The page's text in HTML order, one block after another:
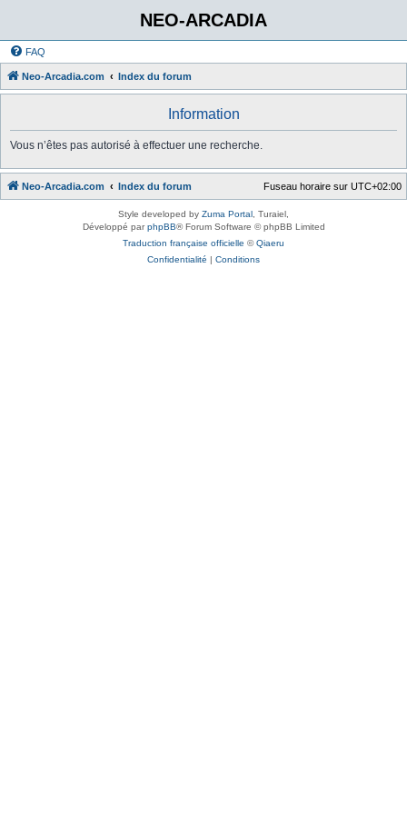
NEO-ARCADIA
FAQ
Neo-Arcadia.com Index du forum
Information
Vous n’êtes pas autorisé à effectuer une recherche.
Neo-Arcadia.com Index du forum Fuseau horaire sur UTC+02:00
Style developed by Zuma Portal , Turaiel,
Développé parphpBB® Forum Software © phpBB Limited
Traduction française officielle ©Qiaeru
Confidentialité | Conditions